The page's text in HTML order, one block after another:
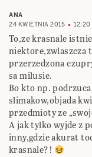
ANA
24 KWIETNIA 2015
12:20
To,ze krasnale
niektore,zwlaszcza
przerzedzona
sa milusie.
Bo kto np.
slimakow,objada
przedmioty ze
A jak tylko wyjde z
inny,gdzie akurat
krasnale?!